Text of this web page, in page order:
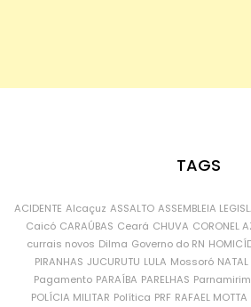
TAGS
ACIDENTE Alcaçuz ASSALTO ASSEMBLEIA
Caicó CARAÚBAS Ceará CHUVA CORONEL
currais novos Dilma Governo do RN
PIRANHAS JUCURUTU LULA Mossoró NATAL
Pagamento PARAÍBA PARELHAS Parnamirim
POLÍCIA MILITAR Política PRF RAFAEL MOTTA